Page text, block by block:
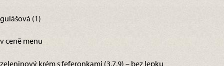
gulášová (1)
v ceně menu
zeleninový krém s feferonkami (3,7,9) – bez lepku